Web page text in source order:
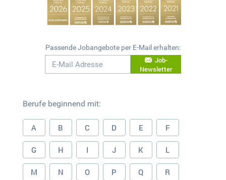
Passende Jobangebote per E-Mail erhalten:
Job-
Newsletter
Berufe beginnend mit:
A B C D E F
G H I J K L
M N O P Q R